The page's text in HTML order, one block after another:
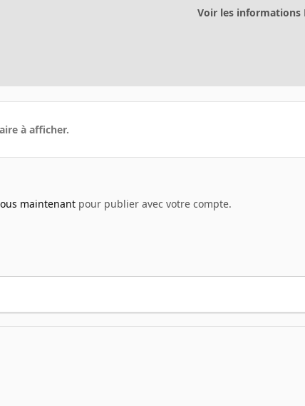
Voir les informations
à afficher.
maintenantpour publier avec votre compte.